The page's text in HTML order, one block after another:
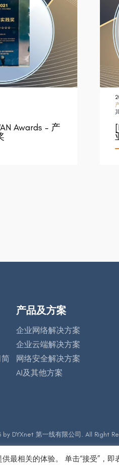
Awards – 产
产品及方案
企业网络解决方案
企业云端解决方案
网络安全解决方案
AI及其他方案
DYXnet 第一线有限公司. All Right
最相关的体验。 单击“接受”，即